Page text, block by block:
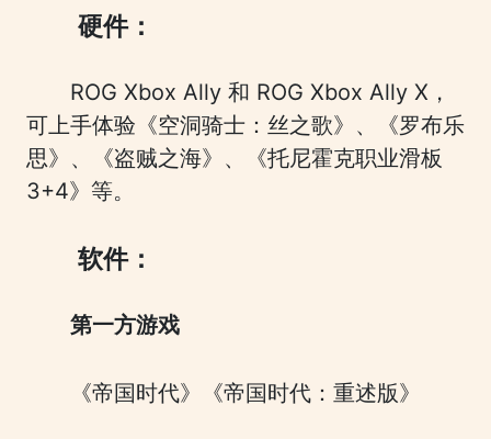
硬件：
ROG Xbox Ally 和 ROG Xbox Ally X，
可上手体验《空洞骑士：丝之歌》、《罗布乐
思》、《盗贼之海》、《托尼霍克职业滑板
3+4》等。
软件：
第一方游戏
《帝国时代》《帝国时代：重述版》